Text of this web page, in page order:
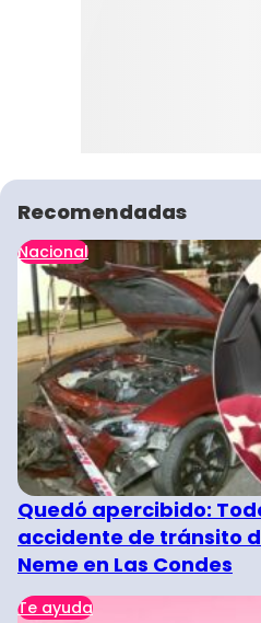
Recomendadas
Nacional
Quedó apercibido:
accidente de tránsito
Neme en Las Condes
Te ayuda